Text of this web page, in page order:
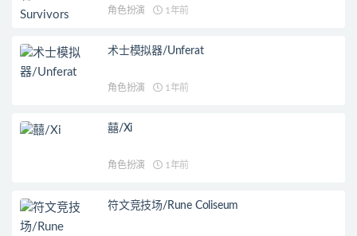
角色扮演 1年前
术士模拟器/Unferat
角色扮演 1年前
囍/Xi
角色扮演 1年前
符文竞技场/Rune Coliseum